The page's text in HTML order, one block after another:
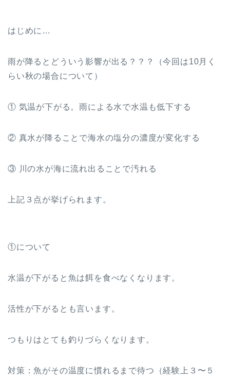
はじめに…
雨が降るとどういう影響が出る？？？（今回は10月く
らい秋の場合について）
① 気温が下がる。雨による水で水温も低下する
② 真水が降ることで海水の塩分の濃度が変化する
③ 川の水が海に流れ出ることで汚れる
上記３点が挙げられます。
①について
水温が下がると魚は餌を食べなくなります。
活性が下がるとも言います。
つもりはとても釣りづらくなります。
対策：魚がその温度に慣れるまで待つ（経験上３〜５